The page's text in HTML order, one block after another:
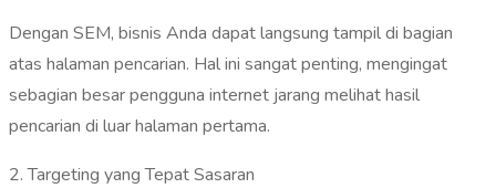
Dengan SEM, bisnis Anda dapat langsung tampil di bagian
atas halaman pencarian. Hal ini sangat penting, mengingat
sebagian besar pengguna internet jarang melihat hasil
pencarian di luar halaman pertama.
‎2. Targeting yang Tepat Sasaran